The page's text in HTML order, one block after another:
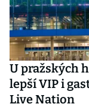
U pražských
lepší VIP i
Live Nation